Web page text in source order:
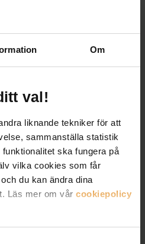
Om
val!
liknande tekniker för att
sammanställa statistik
ska fungera på
vilka cookies som får
du kan ändra dina
Läs mer om vår cookiepolicy
på bilderna
Fastighets AB
friluftsbad